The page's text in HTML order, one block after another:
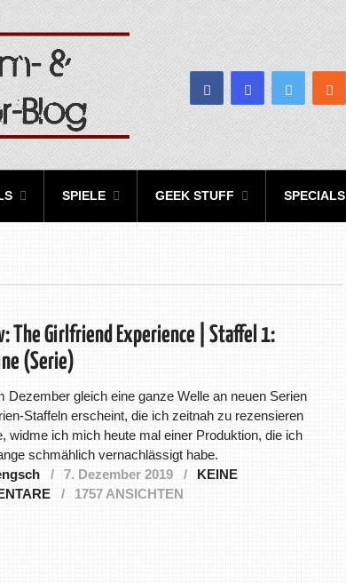
SPIELE GEEK STUFF SPECIALS
The Girlfriend Experience | Staffel 1:
(Serie)
Dezember gleich eine ganze Welle an neuen Serien
Staffeln erscheint, die ich zeitnah zu rezensieren
widme ich mich heute mal einer Produktion, die ich
schmählich vernachlässigt habe.
7. Dezember 2019
KEINE
1757 ANSICHTEN